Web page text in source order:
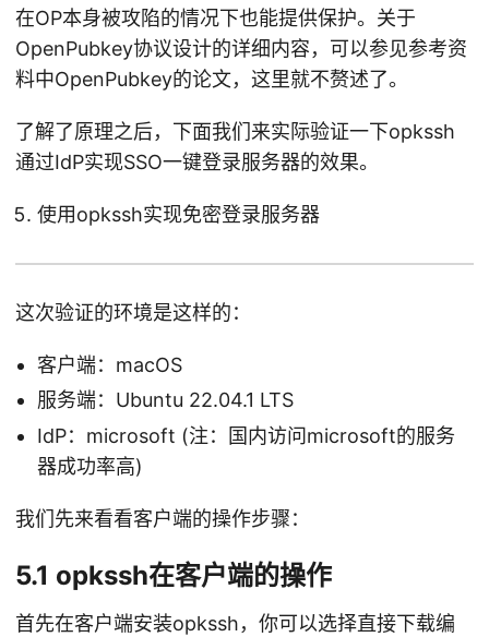
在OP本身被攻陷的情况下也能提供保护。关于
OpenPubkey协议设计的详细内容，可以参见参考资
料中OpenPubkey的论文，这里就不赘述了。
了解了原理之后，下面我们来实际验证一下opkssh
通过IdP实现SSO一键登录服务器的效果。
使用opkssh实现免密登录服务器
这次验证的环境是这样的：
客户端：macOS
服务端：Ubuntu 22.04.1 LTS
IdP：microsoft (注：国内访问microsoft的服务
器成功率高)
我们先来看看客户端的操作步骤：
5.1 opkssh在客户端的操作
首先在客户端安装opkssh，你可以选择直接下载编